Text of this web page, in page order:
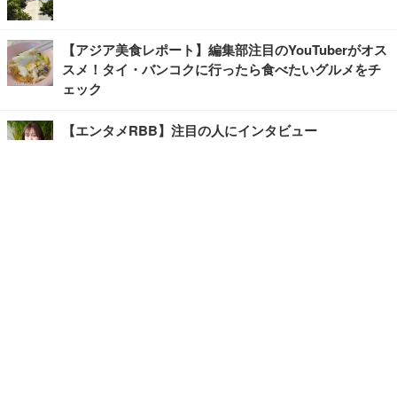
【アジア美食レポート】編集部注目のYouTuberがオス
スメ！タイ・バンコクに行ったら食べたいグルメをチ
ェック
【エンタメRBB】注目の人にインタビュー